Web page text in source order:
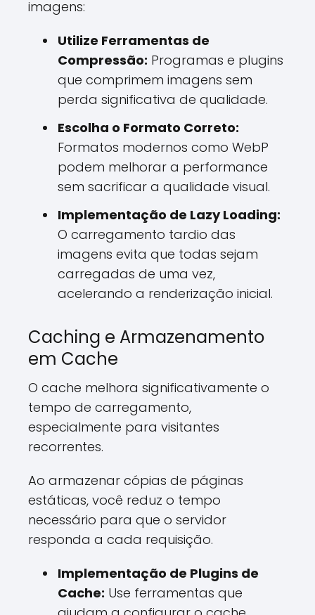
imagens:
Utilize Ferramentas de
Compressão: Programas e plugins
que comprimem imagens sem
perda significativa de qualidade.
Escolha o Formato Correto:
Formatos modernos como WebP
podem melhorar a performance
sem sacrificar a qualidade visual.
Implementação de Lazy Loading:
O carregamento tardio das
imagens evita que todas sejam
carregadas de uma vez,
acelerando a renderização inicial.
Caching e Armazenamento
em Cache
O cache melhora significativamente o
tempo de carregamento,
especialmente para visitantes
recorrentes.
Ao armazenar cópias de páginas
estáticas, você reduz o tempo
necessário para que o servidor
responda a cada requisição.
Implementação de Plugins de
Cache: Use ferramentas que